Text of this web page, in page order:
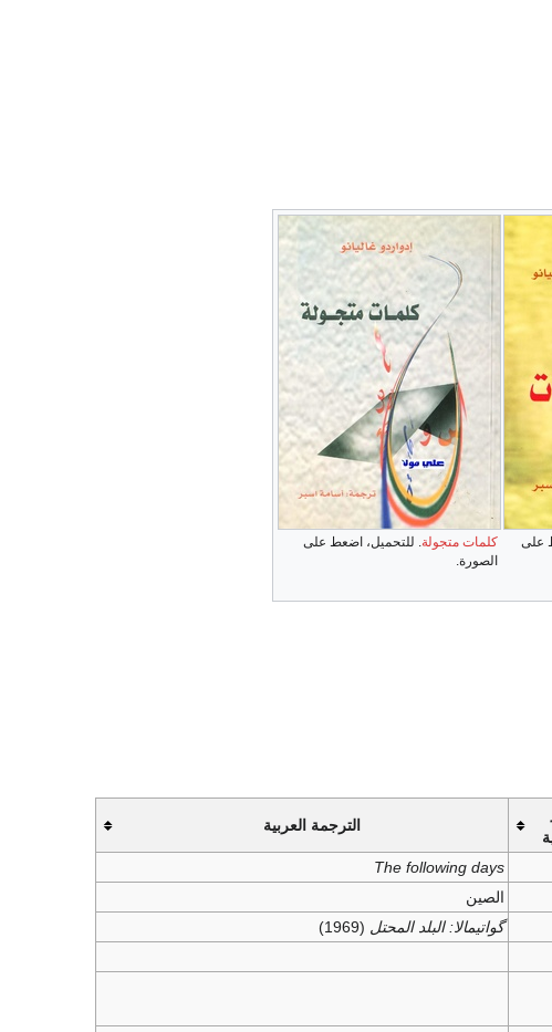
على
كلمات متجولة. للتحميل، اضعط على
الصورة.
الترجمة العربية
The following days
الصين
گواتيمالا: البلد المحتل (1969)